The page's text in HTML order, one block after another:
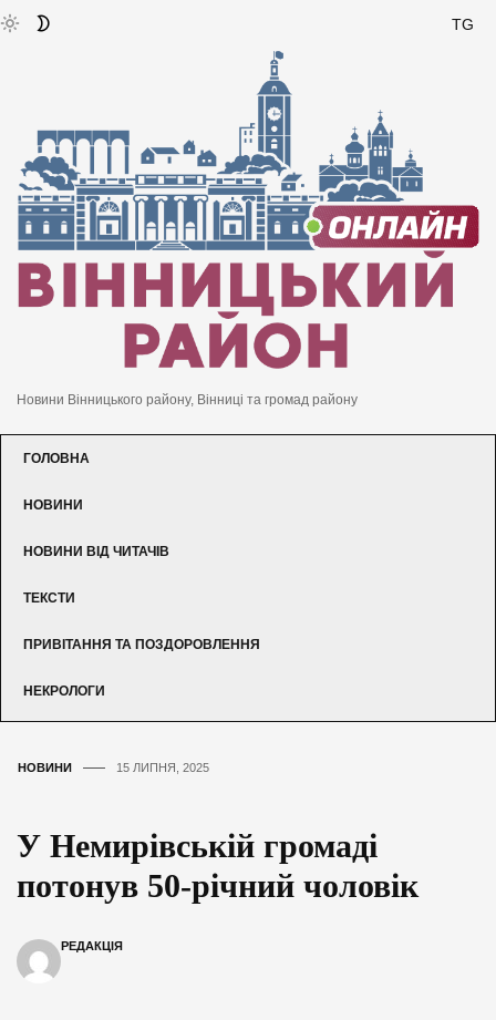
TG
Новини Вінницького району, Вінниці та громад району
ГОЛОВНА
НОВИНИ
НОВИНИ ВІД ЧИТАЧІВ
ТЕКСТИ
ПРИВІТАННЯ ТА ПОЗДОРОВЛЕННЯ
НЕКРОЛОГИ
НОВИНИ 15 ЛИПНЯ, 2025
У Немирівській громаді
потонув 50-річний чоловік
РЕДАКЦІЯ